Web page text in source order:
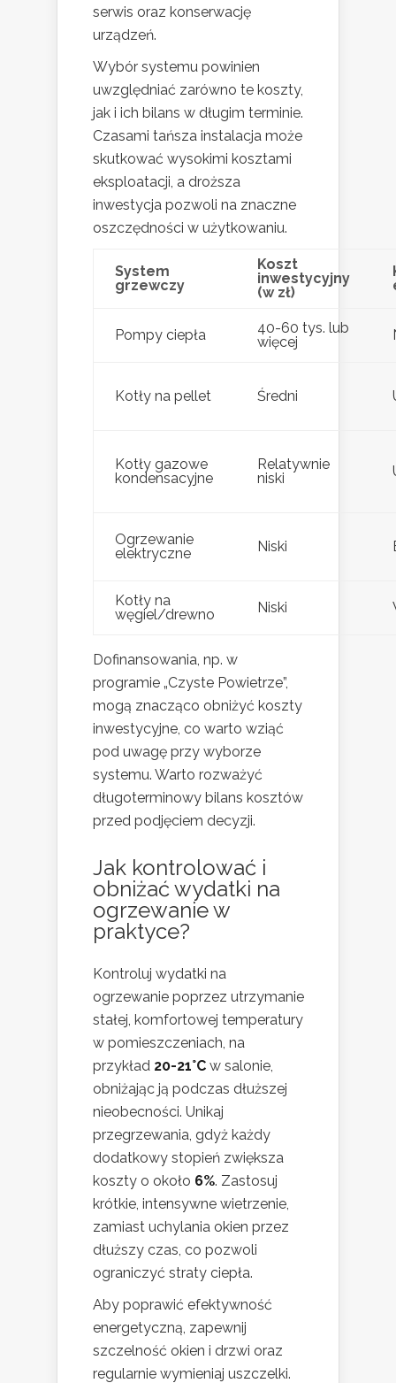
serwis oraz konserwację
urządzeń.
Wybór systemu powinien
uwzględniać zarówno te koszty,
jak i ich bilans w długim terminie.
Czasami tańsza instalacja może
skutkować wysokimi kosztami
eksploatacji, a droższa
inwestycja pozwoli na znaczne
oszczędności w użytkowaniu.
System
grzewczy
Koszt
inwestycyjny
(w zł)
Pompy ciepła
40-60 tys. lub
więcej
Kotły na pellet Średni
Kotły gazowe
kondensacyjne
Relatywnie
niski
Ogrzewanie
elektryczne
Niski
Kotły na
węgiel/drewno
Niski
Dofinansowania, np. w
programie „Czyste Powietrze”,
mogą znacząco obniżyć koszty
inwestycyjne, co warto wziąć
pod uwagę przy wyborze
systemu. Warto rozważyć
długoterminowy bilans kosztów
przed podjęciem decyzji.
Jak kontrolować i
obniżać wydatki na
ogrzewanie w
praktyce?
Kontroluj wydatki na
ogrzewanie poprzez utrzymanie
stałej, komfortowej temperatury
w pomieszczeniach, na
przykład 20-21°C w salonie,
obniżając ją podczas dłuższej
nieobecności. Unikaj
przegrzewania, gdyż każdy
dodatkowy stopień zwiększa
koszty o około 6%. Zastosuj
krótkie, intensywne wietrzenie,
zamiast uchylania okien przez
dłuższy czas, co pozwoli
ograniczyć straty ciepła.
Aby poprawić efektywność
energetyczną, zapewnij
szczelność okien i drzwi oraz
regularnie wymieniaj uszczelki.